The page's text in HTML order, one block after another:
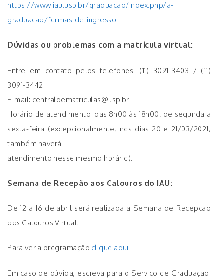
https://www.iau.usp.br/graduacao/index.php/a-
graduacao/formas-de-ingresso
Dúvidas ou problemas com a matrícula virtual:
Entre em contato pelos telefones: (11) 3091-3403 / (11)
3091-3442
E-mail: centraldematriculas@usp.br
Horário de atendimento: das 8h00 às 18h00, de segunda a
sexta-feira (excepcionalmente, nos dias 20 e 21/03/2021,
também haverá
atendimento nesse mesmo horário).
Semana de Recepão aos Calouros do IAU:
De 12 a 16 de abril será realizada a Semana de Recepção
dos Calouros Virtual.
Para ver a programação clique aqui.
Em caso de dúvida, escreva para o Serviço de Graduação: